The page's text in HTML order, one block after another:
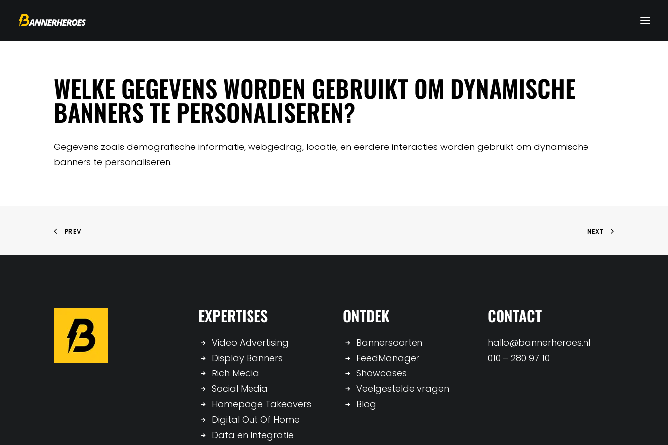
WELKE GEGEVENS WORDEN GEBRUIKT OM DYNAMISCHE
BANNERS TE PERSONALISEREN?
Gegevens zoals demografische informatie, webgedrag, locatie, en eerdere interacties worden gebruikt om dynamische
banners te personaliseren.
PREV NEXT
EXPERTISES
Video Advertising
Display Banners
Rich Media
Social Media
Homepage Takeovers
Digital Out Of Home
Data en Integratie
ONTDEK
Bannersoorten
FeedManager
Showcases
Veelgestelde vragen
Blog
CONTACT
hallo@bannerheroes.nl
010 – 280 97 10